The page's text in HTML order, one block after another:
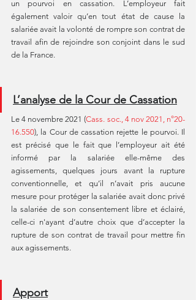
un pourvoi en cassation. L’employeur fait
également valoir qu’en tout état de cause la
salariée avait la volonté de rompre son contrat de
travail afin de rejoindre son conjoint dans le sud
de la France.
L’analyse de la Cour de Cassation
Le 4 novembre 2021 (Cass. soc., 4 nov 2021, n°20-
16.550), la Cour de cassation rejette le pourvoi. Il
est précisé que le fait que l’employeur ait été
informé par la salariée elle-même des
agissements, quelques jours avant la rupture
conventionnelle, et qu’il n’avait pris aucune
mesure pour protéger la salariée avait donc privé
la salariée de son consentement libre et éclairé,
celle-ci n'ayant d’autre choix que d’accepter la
rupture de son contrat de travail pour mettre fin
aux agissements.
Apport